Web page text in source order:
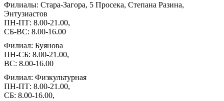
Филиалы: Стара-Загора, 5 Просека, Степана Разина,
Энтузиастов
ПН-ПТ: 8.00-21.00,
СБ-ВС: 8.00-16.00
Филиал: Буянова
ПН-СБ: 8.00-21.00,
ВС: 8.00-16.00
Филиал: Физкультурная
ПН-ПТ: 8.00-21.00,
СБ: 8.00-16.00,